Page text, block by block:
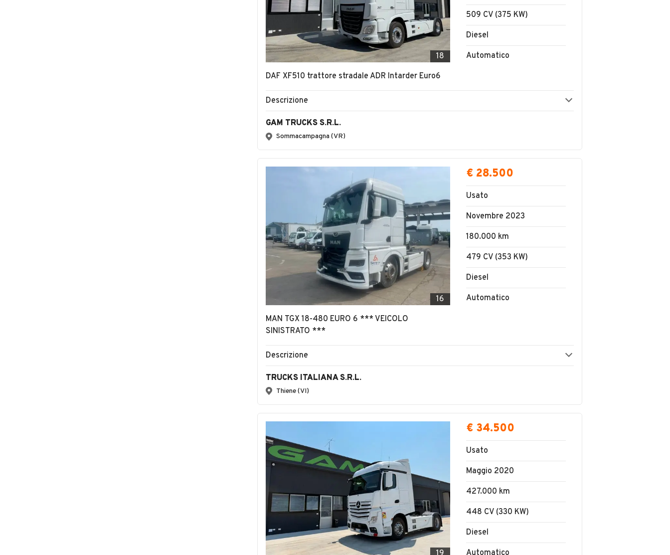
18
DAF XF510 trattore stradale ADR Intarder Euro6
509 CV (375 KW)
Diesel
Automatico
Descrizione
GAM TRUCKS S.R.L.
Sommacampagna (VR)
16
MAN TGX 18-480 EURO 6 *** VEICOLO
SINISTRATO ***
€ 28.500
Usato
Novembre 2023
180.000 km
479 CV (353 KW)
Diesel
Automatico
Descrizione
TRUCKS ITALIANA S.R.L.
Thiene (VI)
€ 34.500
Usato
Maggio 2020
427.000 km
448 CV (330 KW)
Diesel
Automatico